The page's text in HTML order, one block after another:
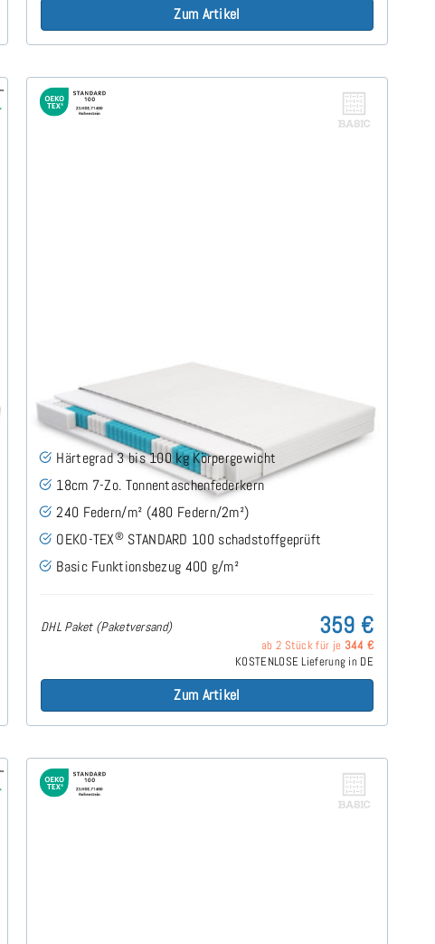
Zum Artikel
Roy H3 (Basic) TTFK-Matratze 160x200 cm
Härtegrad 3 bis 100 kg Körpergewicht
18cm 7-Zo. Tonnentaschenfederkern
240 Federn/m² (480 Federn/2m²)
OEKO-TEX® STANDARD 100 schadstoffgeprüft
Basic Funktionsbezug 400 g/m²
DHL Paket (Paketversand) 359 €
ab 2 Stück für je 344 €
KOSTENLOSE Lieferung in DE
Zum Artikel